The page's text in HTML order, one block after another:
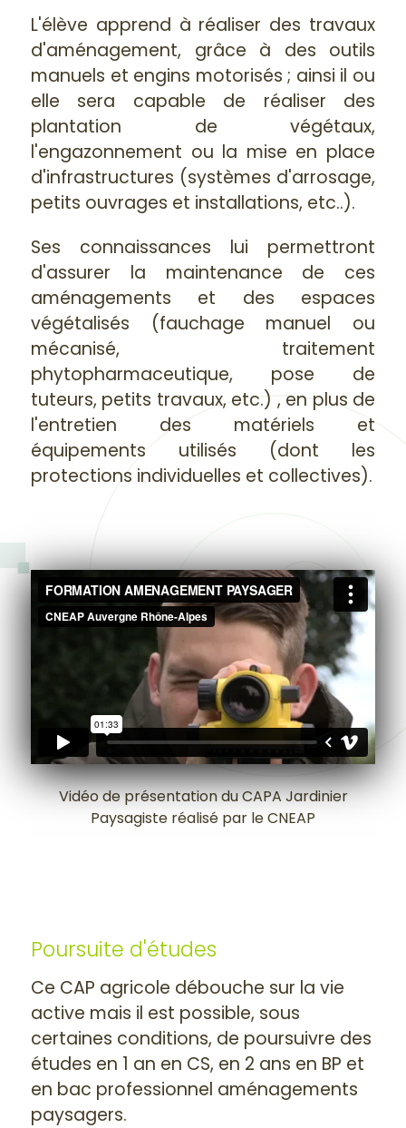
L'élève apprend à réaliser des travaux
d'aménagement, grâce à des outils
manuels et engins motorisés ; ainsi il ou
elle sera capable de réaliser des
plantation de végétaux,
l'engazonnement ou la mise en place
d'infrastructures (systèmes d'arrosage,
petits ouvrages et installations, etc..).
Ses connaissances lui permettront
d'assurer la maintenance de ces
aménagements et des espaces
végétalisés (fauchage manuel ou
mécanisé, traitement
phytopharmaceutique, pose de
tuteurs, petits travaux, etc.) , en plus de
l'entretien des matériels et
équipements utilisés (dont les
protections individuelles et collectives).
Vidéo de présentation du CAPA Jardinier
Paysagiste réalisé par le CNEAP
Poursuite d'études
Ce CAP agricole débouche sur la vie
active mais il est possible, sous
certaines conditions, de poursuivre des
études en 1 an en CS, en 2 ans en BP et
en bac professionnel aménagements
paysagers.